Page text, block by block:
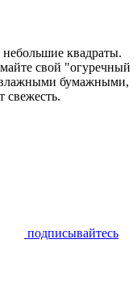
квадраты.
свой "огуречный
влажными бумажными,
свежесть.
подписывайтесь